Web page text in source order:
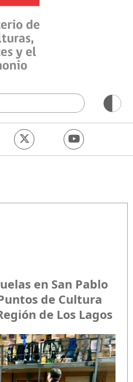
las
en San Pablo
de Cultura
de Los Lagos